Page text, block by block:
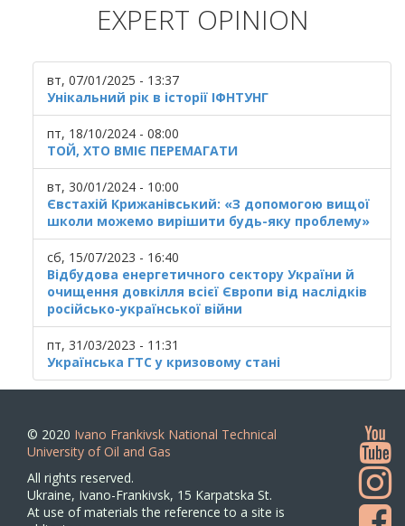
EXPERT OPINION
вт, 07/01/2025 - 13:37
Унікальний рік в історії ІФНТУНГ
пт, 18/10/2024 - 08:00
ТОЙ, ХТО ВМІЄ ПЕРЕМАГАТИ
вт, 30/01/2024 - 10:00
Євстахій Крижанівський: «З допомогою вищої
школи можемо вирішити будь-яку проблему»
сб, 15/07/2023 - 16:40
Відбудова енергетичного сектору України й
очищення довкілля всієї Європи від наслідків
російсько-української війни
пт, 31/03/2023 - 11:31
Українська ГТС у кризовому стані
© 2020 Ivano Frankivsk National Technical
University of Oil and Gas
All rights reserved.
Ukraine, Ivano-Frankivsk, 15 Karpatska St.
At use of materials the reference to a site is